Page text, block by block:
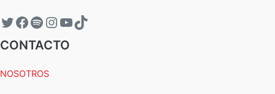
CONTACTO
NOSOTROS